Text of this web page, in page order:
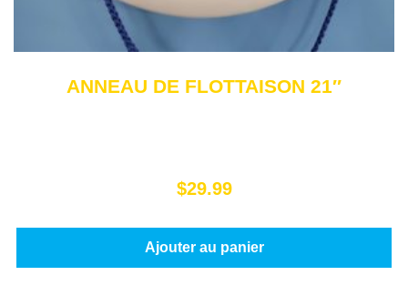
ANNEAU DE FLOTTAISON 21″
$29.99
Ajouter au panier